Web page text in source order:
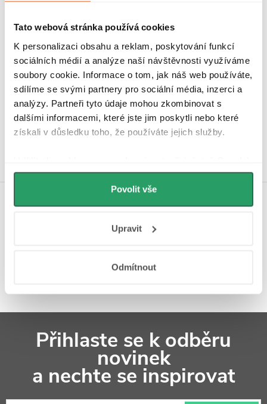
Tato webová stránka používá cookies
K personalizaci obsahu a reklam, poskytování funkcí
sociálních médií a analýze naší návštěvnosti využíváme
soubory cookie. Informace o tom, jak náš web používáte,
sdílíme se svými partnery pro sociální média, inzerci a
analýzy. Partneři tyto údaje mohou zkombinovat s
dalšími informacemi, které jste jim poskytli nebo které
získali v důsledku toho, že používáte jejich služby.
můžeme používat cookies pro analytiku a
personalizovanou reklamu. Jak Google zpracovává
osobní údaje najdete na stránkách
Povolit vše
Upravit
Odmítnout
4,9 Hodnocení zákazníků
4340 hodnocení
Zobrazit recenze
Koupelnová inspirace na
Instagramu
a
Přihlaste se k odběru
novinek
a nechte se inspirovat